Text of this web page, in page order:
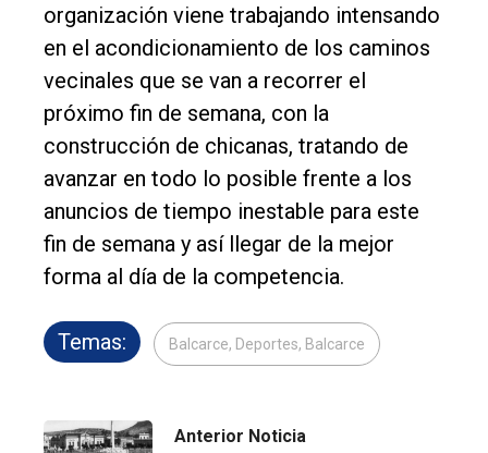
organización viene trabajando intensando
en el acondicionamiento de los caminos
vecinales que se van a recorrer el
próximo fin de semana, con la
construcción de chicanas, tratando de
avanzar en todo lo posible frente a los
anuncios de tiempo inestable para este
fin de semana y así llegar de la mejor
forma al día de la competencia.
Temas: Balcarce, Deportes, Balcarce
Anterior Noticia